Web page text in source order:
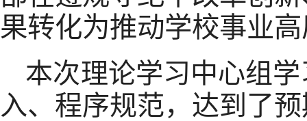
果转化为推动学校事业
本次理论学习中心组
入、程序规范，达到了